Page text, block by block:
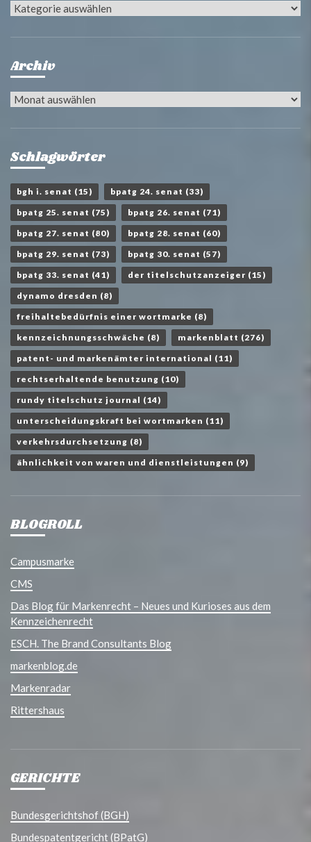
Kategorien
Archiv
Archiv
Schlagwörter
bgh i. senat (15) bpatg 24. senat (33)
bpatg 25. senat (75) bpatg 26. senat (71)
bpatg 27. senat (80) bpatg 28. senat (60)
bpatg 29. senat (73) bpatg 30. senat (57)
bpatg 33. senat (41) der titelschutzanzeiger (15)
dynamo dresden (8)
freihaltebedürfnis einer wortmarke (8)
kennzeichnungsschwäche (8) markenblatt (276)
patent- und markenämter international (11)
rechtserhaltende benutzung (10)
rundy titelschutz journal (14)
unterscheidungskraft bei wortmarken (11)
verkehrsdurchsetzung (8)
ähnlichkeit von waren und dienstleistungen (9)
BLOGROLL
Campusmarke
CMS
Das Blog für Markenrecht – Neues und Kurioses aus dem
Kennzeichenrecht
ESCH. The Brand Consultants Blog
markenblog.de
Markenradar
Rittershaus
GERICHTE
Bundesgerichtshof (BGH)
Bundespatentgericht (BPatG)